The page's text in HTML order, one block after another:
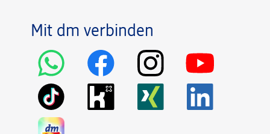
Mit dm verbinden